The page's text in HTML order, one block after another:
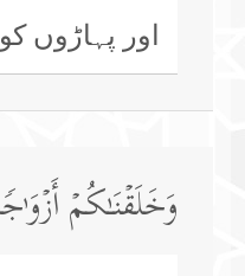
اور پہاڑوں
وَخَلَقۡنَـٰكُمۡ أَزۡوَ